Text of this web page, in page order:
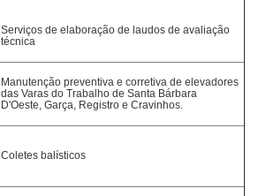
Serviços de elaboração de laudos de avaliação
técnica
Manutenção preventiva e corretiva de elevadores
das Varas do Trabalho de Santa Bárbara
D'Oeste, Garça, Registro e Cravinhos.
Coletes balísticos